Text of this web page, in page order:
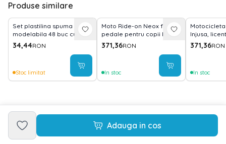
Adauga in cos
Produse similare
Set plastilina spuma
modelabila 48 buc cu 3
spatule incluse Kruzzel
MY18256
34,44RON
Stoc limitat
Moto Ride-on Neox fara
pedale pentru copii Injusa,
licenta Disney, Minnie
Mouse, 18-36 luni, Roz
371,36RON
In stoc
Injusa,
Stitch, 18-
371,36RON
In stoc